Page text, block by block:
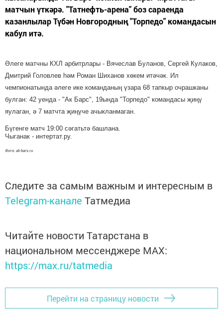
матчын үткәрә. "Татнефть-арена" боз сараенда
казанлылар Түбән Новгородның "Торпедо" командасын
кабул итә.
Әлеге матчны КХЛ арбитрлары - Вячеслав Буланов, Сергей Кулаков,
Дмитрий Головлев һәм Роман Шиханов хөкем итәчәк. Ил
чемпионатында әлеге ике команданың үзара 68 тапкыр очрашканы
булган: 42 уенда - "Ак Барс", 19ында "Торпедо" командасы җиңү
яулаган, ә 7 матчта җиңүче ачыкланмаган.
Бүгенге матч 19:00 сәгатьтә башлана.
Чыганак - интертат.ру.
Фото: ak-bars.ru
Следите за самым важным и интересным в
Telegram-канале Татмедиа
Читайте новости Татарстана в
национальном мессенджере MАХ:
https://max.ru/tatmedia
Перейти на страницу новости